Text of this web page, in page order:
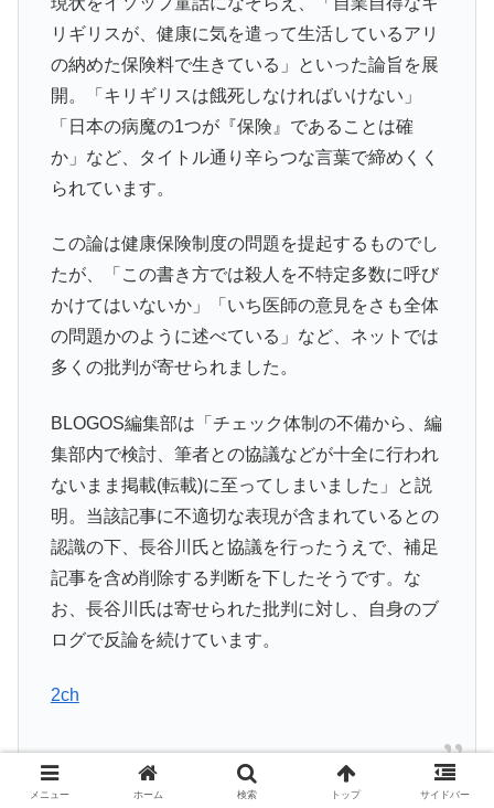
リギリスが、健康に気を遣って生活しているアリ
の納めた保険料で生きている」といった論旨を展
開。「キリギリスは餓死しなければいけない」
「日本の病魔の1つが『保険』であることは確
か」など、タイトル通り辛らつな言葉で締めくく
られています。
この論は健康保険制度の問題を提起するものでし
たが、「この書き方では殺人を不特定多数に呼び
かけてはいないか」「いち医師の意見をさも全体
の問題かのように述べている」など、ネットでは
多くの批判が寄せられました。
BLOGOS編集部は「チェック体制の不備から、編
集部内で検討、筆者との協議などが十全に行われ
ないまま掲載(転載)に至ってしまいました」と説
明。当該記事に不適切な表現が含まれているとの
認識の下、長谷川氏と協議を行ったうえで、補足
記事を含め削除する判断を下したそうです。な
お、長谷川氏は寄せられた批判に対し、自身のブ
ログで反論を続けています。
2ch
32016/09/23(金) 06:16:48.72 ID:I2bX7zTB0
メニュー ホーム 検索 トップ サイドバー